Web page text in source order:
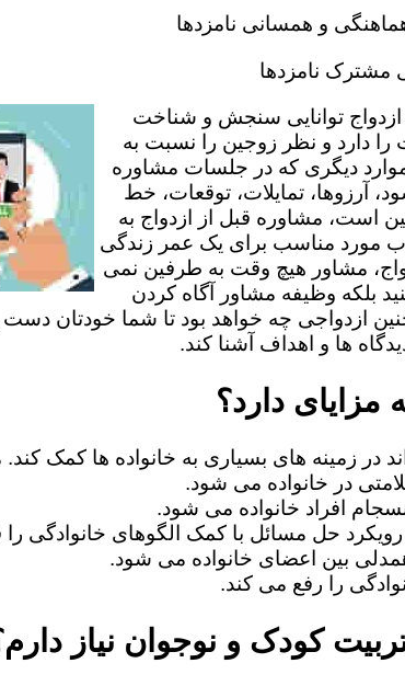
توانایی سنجش و شناخت
دارد و نظر زوجین را نسبت به
دیگری که در جلسات مشاوره
آرزوها، تمایلات، توقعات، خط
است، مشاوره قبل از ازدواج به
مورد مناسب برای یک عمر زندگی
مشاور هیچ وقت به طرفین نمی
بلکه وظیفه مشاور آگاه کردن
ازدواجی چه خواهد بود تا شما خودتان دست
ها و اهداف آشنا کند.
مزایای دارد؟
در زمینه های بسیاری به خانواده ها کمک
در خانواده می شود.
افراد خانواده می شود.
حل مسائل با کمک الگوهای خانوادگی
بین اعضای خانواده می شود.
را رفع می کند.
کودک و نوجوان نیاز